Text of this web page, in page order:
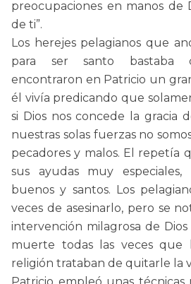
preocupaciones en manos de
de ti”.
Los herejes pelagianos que
para ser santo bastaba
encontraron en Patricio un
él vivía predicando que
si Dios nos concede la gracia
nuestras solas fuerzas no
pecadores y malos. El repetía
sus ayudas muy
buenos y santos. Los
veces de asesinarlo, pero se
intervención milagrosa de
muerte todas las veces que
religión trataban de quitarle la